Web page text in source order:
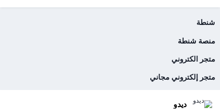
شنطة
منصة شنطة
متجر الكتروني
متجر إلكتروني مجاني
ديدو